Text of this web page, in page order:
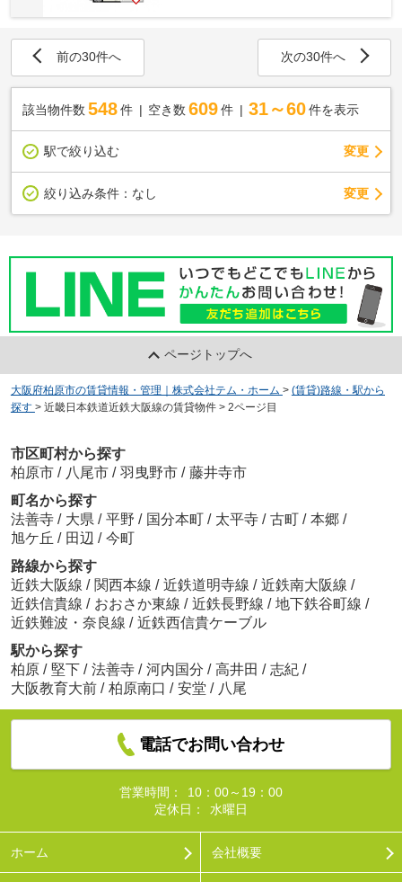
前の30件へ 次の30件へ
該当物件数 548件 空き数 609 件 31～60 件を表示
駅で絞り込む 変更
絞り込み条件： なし 変更
ページトップへ
大阪府柏原市の賃貸情報・管理｜株式会社テム・ホーム > (賃貸)路線・駅から
探す > 近畿日本鉄道近鉄大阪線の賃貸物件 > 2ページ目
市区町村から探す
柏原市 / 八尾市 / 羽曳野市 / 藤井寺市
町名から探す
法善寺 / 大県 / 平野 / 国分本町 / 太平寺 / 古町 / 本郷 /
旭ケ丘 / 田辺 / 今町
路線から探す
近鉄大阪線 / 関西本線 / 近鉄道明寺線 / 近鉄南大阪線 /
近鉄信貴線 / おおさか東線 / 近鉄長野線 / 地下鉄谷町線 /
近鉄難波・奈良線 / 近鉄西信貴ケーブル
駅から探す
柏原 / 堅下 / 法善寺 / 河内国分 / 高井田 / 志紀 /
大阪教育大前 / 柏原南口 / 安堂 / 八尾
電話でお問い合わせ
営業時間：
10：00～19：00
定休日：
水曜日
ホーム 会社概要